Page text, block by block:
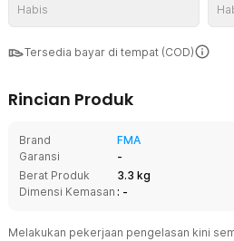
Habis
Tersedia bayar di tempat (COD)
Rincian Produk
Brand
FMA
Garansi
-
Berat Produk
3.3 kg
Dimensi Kemasan : -
Melakukan pekerjaan pengelasan kini